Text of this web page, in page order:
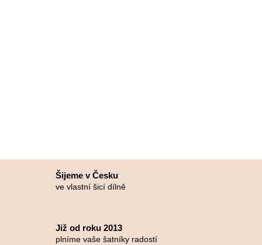
Šijeme v Česku
ve vlastní šicí dílně
Již od roku 2013
plníme vaše šatníky radostí